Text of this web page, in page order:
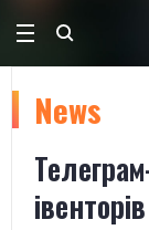
News